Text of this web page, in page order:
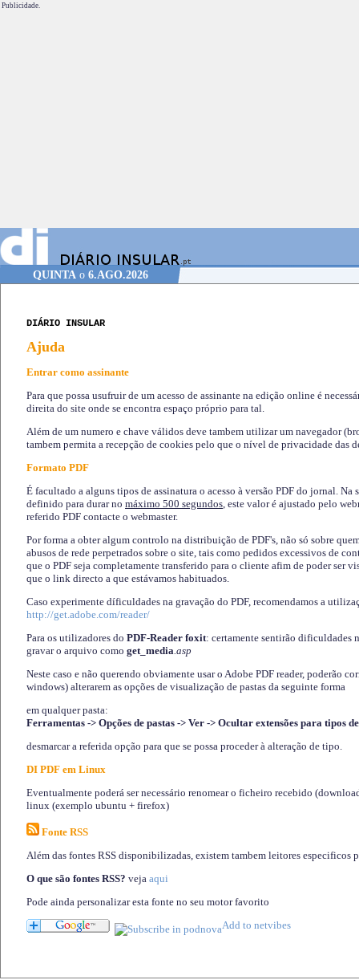
Publicidade.
QUINTAo 6.AGO.2026
DIÁRIO INSULAR
Ajuda
Entrar como assinante
Para que possa usufruir de um acesso de assinante na edição online é
direita do site onde se encontra espaço próprio para tal.
Além de um numero e chave válidos deve tambem utilizar um navegador
tambem permita a recepção de cookies pelo que o nível de privacidade das
Formato PDF
É facultado a alguns tipos de assinatura o acesso à versão PDF do jornal. Na
definido para durar no máximo 500 segundos, este valor é ajustado pelo
referido PDF contacte o webmaster.
Por forma a obter algum controlo na distribuição de PDF's, não só sobre
abusos de rede perpetrados sobre o site, tais como pedidos excessivos de
que o PDF seja completamente transferido para o cliente afim de poder ser
que o link directo a que estávamos habituados.
Caso experimente díficuldades na gravação do PDF, recomendamos a
http://get.adobe.com/reader/
Para os utilizadores do PDF-Reader foxit: certamente sentirão dificuldades
gravar o arquivo como get_media.asp
Neste caso e não querendo obviamente usar o Adobe PDF reader, poderão
windows) alterarem as opções de visualização de pastas da seguinte forma
em qualquer pasta:
Ferramentas -> Opções de pastas -> Ver -> Ocultar extensões para tipos
desmarcar a referida opção para que se possa proceder à alteração de tipo.
DI PDF em Linux
Eventualmente poderá ser necessário renomear o ficheiro recebido
linux (exemplo ubuntu + firefox)
Fonte RSS
Além das fontes RSS disponibilizadas, existem tambem leitores especificos
O que são fontes RSS? veja aqui
Pode ainda personalizar esta fonte no seu motor favorito